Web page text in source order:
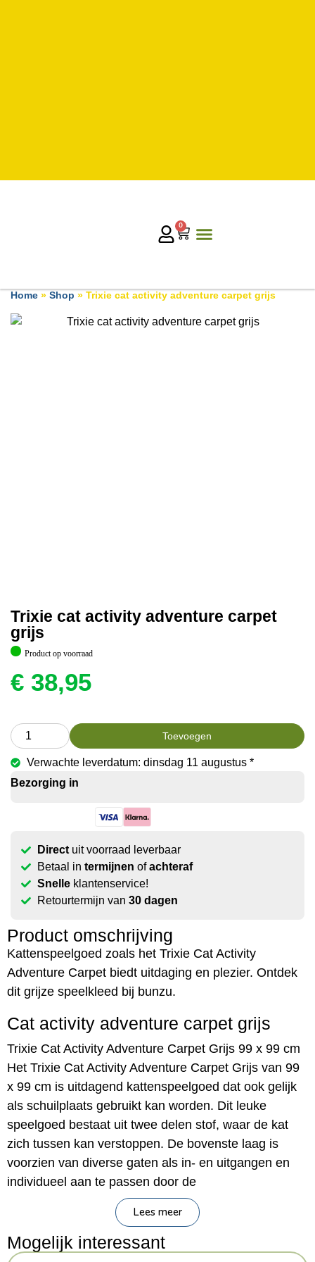
0
Home » Shop » Trixie cat activity adventure carpet grijs
Trixie cat activity adventure carpet
grijs
Product op voorraad
€ 38,95
Toevoegen
Verwachte leverdatum: dinsdag 11 augustus *
Bezorging in
Directuit voorraad leverbaar
Betaal in termijnen ofachteraf
Snelleklantenservice!
Retourtermijn van 30 dagen
Product omschrijving
Kattenspeelgoed zoals het Trixie Cat Activity
Adventure Carpet biedt uitdaging en plezier. Ontdek
dit grijze speelkleed bij bunzu.
Cat activity adventure carpet grijs
Trixie Cat Activity Adventure Carpet Grijs 99 x 99 cm
Het Trixie Cat Activity Adventure Carpet Grijs van 99
x 99 cm is uitdagend kattenspeelgoed dat ook gelijk
als schuilplaats gebruikt kan worden. Dit leuke
speelgoed bestaat uit twee delen stof, waar de kat
zich tussen kan verstoppen. De bovenste laag is
voorzien van diverse gaten als in- en uitgangen en
individueel aan te passen door de
klittenbandsluitingen. Dit maakt het tapijt ideaal als
schuilplaats, speelplaats en speurplek om snoepjes
of speeltjes in te verstoppen. Het Adventure Carpet is
voorzien van een slipvaste onderkant voor veilig
Lees meer
Mogelijk interessant